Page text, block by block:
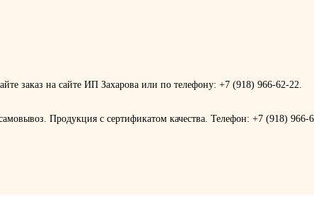
заказ на сайте ИП Захарова или по телефону: +7 (918) 966-62-22.
Продукция с сертификатом качества. Телефон: +7 (918) 966-